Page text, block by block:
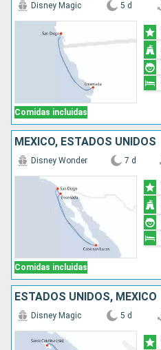
Comidas incluidas
Disney Magic 5 d
MÉXICO, ESTADOS UNIDOS
Comidas incluidas
Disney Wonder 7 d
ESTADOS UNIDOS, MÉXICO
Disney Magic 5 d